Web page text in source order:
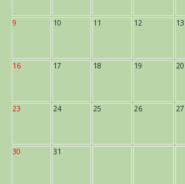
9 10 11 12 13
16 17 18 19 20
23 24 25 26 27
30 31